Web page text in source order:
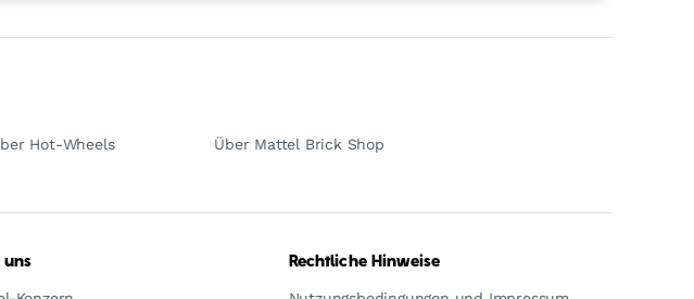
Hot-Wheels
Über Mattel Brick Shop
uns Rechtliche Hinweise